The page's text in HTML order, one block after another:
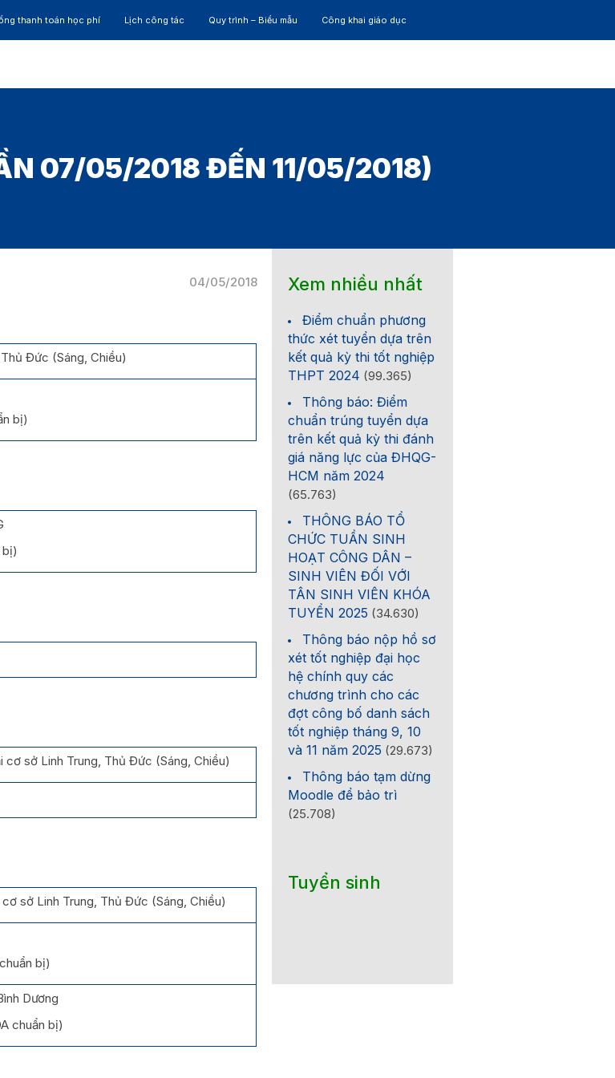
thanh toán học phí Lịch công tác Quy trình – Biểu mẫu Công khai giáo dục
07/05/2018 ĐẾN 11/05/2018)
04/05/2018
Đức (Sáng, Chiều)
bị)
bị)
cơ sở Linh Trung, Thủ Đức (Sáng, Chiều)
sở Linh Trung, Thủ Đức (Sáng, Chiều)
bị)
Dương
chuẩn bị)
Xem nhiều nhất
Điểm chuẩn phương
thức xét tuyển dựa trên
kết quả kỳ thi tốt nghiệp
THPT 2024 (99.365)
Thông báo: Điểm
chuẩn trúng tuyển dựa
trên kết quả kỳ thi đánh
giá năng lực của ĐHQG-
HCM năm 2024
(65.763)
THÔNG BÁO TỔ
CHỨC TUẦN SINH
HOẠT CÔNG DÂN –
SINH VIÊN ĐỐI VỚI
TÂN SINH VIÊN KHÓA
TUYỂN 2025 (34.630)
Thông báo nộp hồ sơ
xét tốt nghiệp đại học
hệ chính quy các
chương trình cho các
đợt công bố danh sách
tốt nghiệp tháng 9, 10
và 11 năm 2025 (29.673)
Thông báo tạm dừng
Moodle để bảo trì
(25.708)
Tuyển sinh